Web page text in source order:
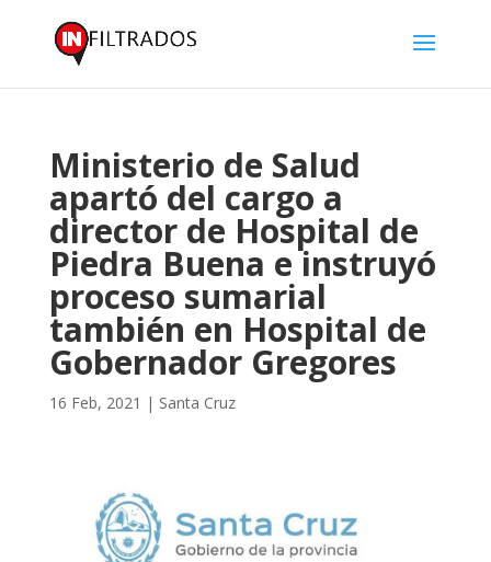
Ministerio de Salud
apartó del cargo a
director de Hospital de
Piedra Buena e instruyó
proceso sumarial
también en Hospital de
Gobernador Gregores
16 Feb, 2021 | Santa Cruz